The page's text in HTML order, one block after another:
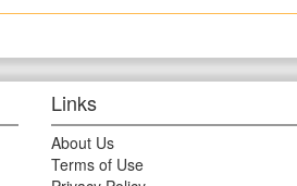
Links
About Us
Terms of Use